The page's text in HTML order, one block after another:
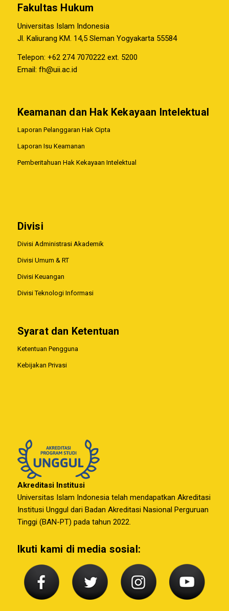
Fakultas Hukum
Universitas Islam Indonesia
Jl. Kaliurang KM. 14,5 Sleman Yogyakarta 55584
Telepon: +62 274 7070222 ext. 5200
Email: fh@uii.ac.id
Keamanan dan Hak Kekayaan Intelektual
Laporan Pelanggaran Hak Cipta
Laporan Isu Keamanan
Pemberitahuan Hak Kekayaan Intelektual
Divisi
Divisi Administrasi Akademik
Divisi Umum & RT
Divisi Keuangan
Divisi Teknologi Informasi
Syarat dan Ketentuan
Ketentuan Pengguna
Kebijakan Privasi
Akreditasi Institusi
Universitas Islam Indonesia telah mendapatkan Akreditasi
Institusi Unggul dari Badan Akreditasi Nasional Perguruan
Tinggi (BAN-PT) pada tahun 2022.
Ikuti kami di media sosial: